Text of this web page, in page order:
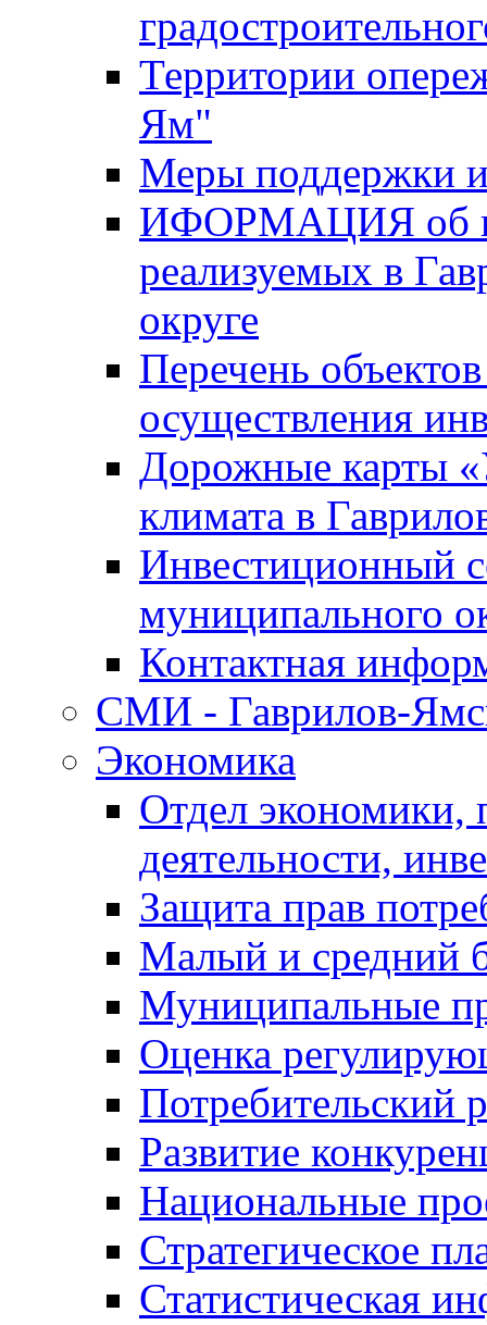
Территории
Ям"
Меры поддержки
ИФОРМАЦИЯ об
реализуемых в
округе
Перечень
осуществления
Дорожные карты
климата в
Инвестиционный
муниципального
Контактная
СМИ - Гаврилов-
Экономика
Отдел экономики,
деятельности,
Защита прав
Малый и средний
Муниципальные
Оценка
Потребительский
Развитие
Национальные
Стратегическое
Статистическая